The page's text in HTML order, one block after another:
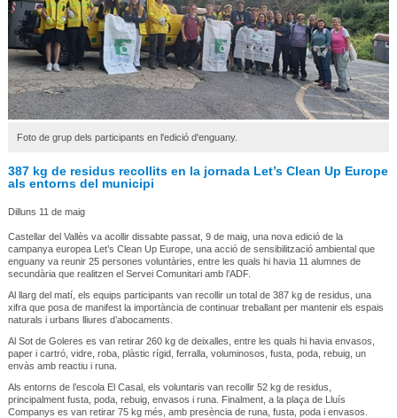
Foto de grup dels participants en l'edició d'enguany.
387 kg de residus recollits en la jornada Let’s Clean Up Europe
als entorns del municipi
Dilluns 11 de maig
Castellar del Vallès va acollir dissabte passat, 9 de maig, una nova edició de la
campanya europea Let’s Clean Up Europe, una acció de sensibilització ambiental que
enguany va reunir 25 persones voluntàries, entre les quals hi havia 11 alumnes de
secundària que realitzen el Servei Comunitari amb l’ADF.
Al llarg del matí, els equips participants van recollir un total de 387 kg de residus, una
xifra que posa de manifest la importància de continuar treballant per mantenir els espais
naturals i urbans lliures d’abocaments.
Al Sot de Goleres es van retirar 260 kg de deixalles, entre les quals hi havia envasos,
paper i cartró, vidre, roba, plàstic rígid, ferralla, voluminosos, fusta, poda, rebuig, un
envàs amb reactiu i runa.
Als entorns de l’escola El Casal, els voluntaris van recollir 52 kg de residus,
principalment fusta, poda, rebuig, envasos i runa. Finalment, a la plaça de Lluís
Companys es van retirar 75 kg més, amb presència de runa, fusta, poda i envasos.